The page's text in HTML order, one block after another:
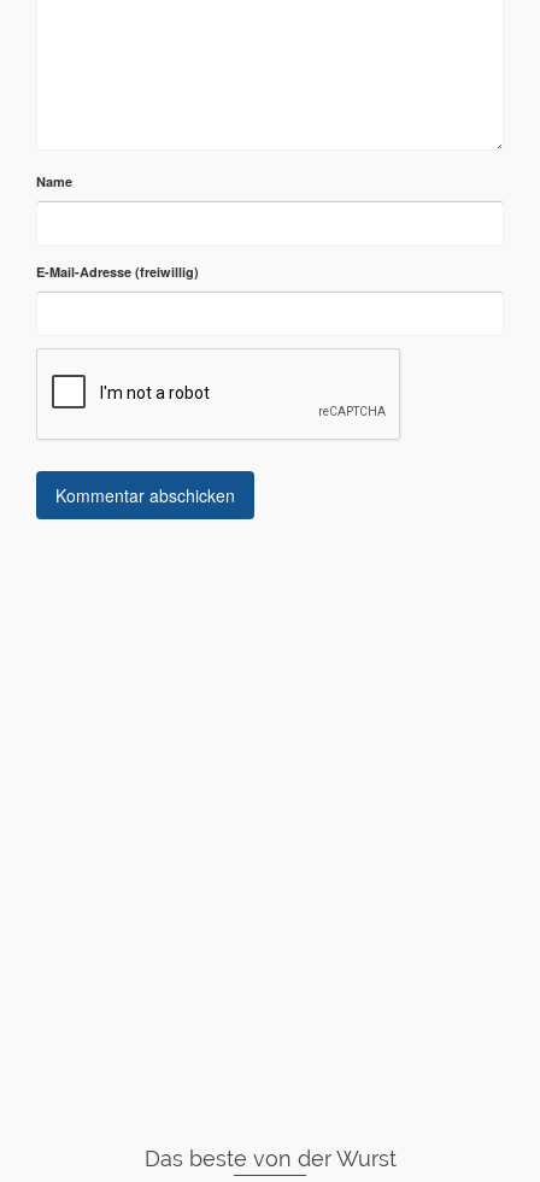
Name
E-Mail-Adresse
Das beste von der Wurst